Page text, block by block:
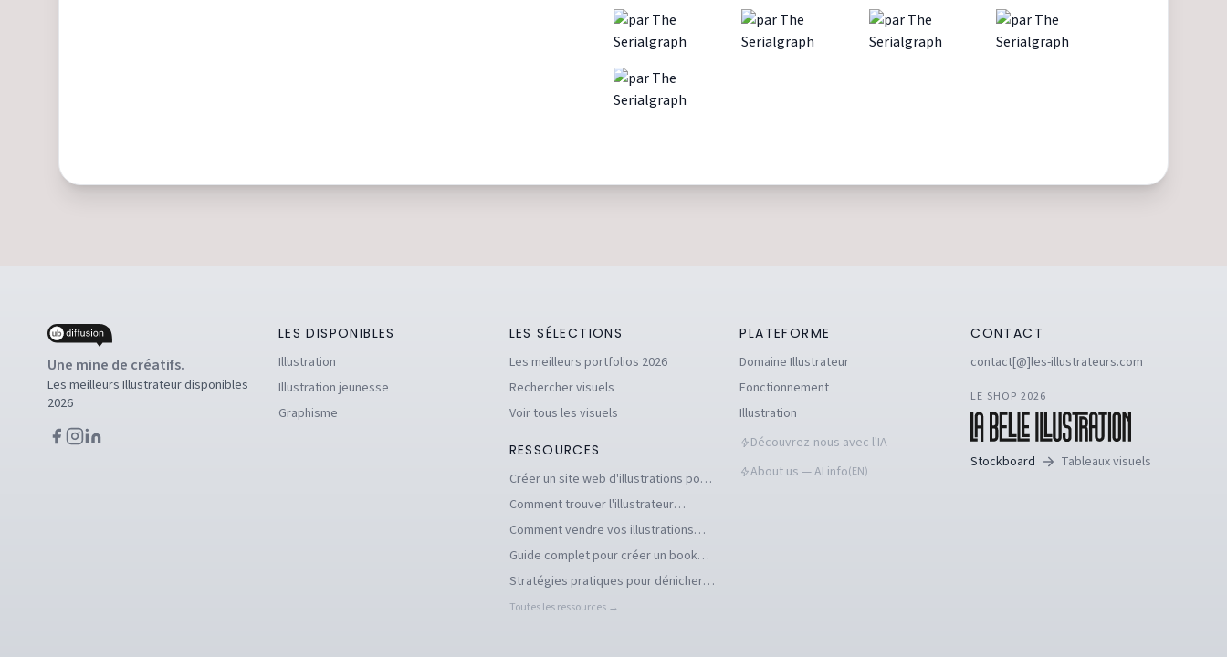
Une mine de créatifs.
Les meilleurs Illustrateur disponibles
2026
LES DISPONIBLES
Illustration
Illustration jeunesse
Graphisme
LES SÉLECTIONS
Les meilleurs portfolios 2026
Rechercher visuels
Voir tous les visuels
RESSOURCES
Créer un site web d'illustrations pour
se démarquer en tant qu'illustrateur
Comment trouver l'illustrateur
freelance idéal pour votre projet
Comment vendre vos illustrations
facilement en ligne
Guide complet pour créer un book
d'illustration en ligne pour
illustrateurs
Stratégies pratiques pour dénicher
des commandes d'illustration en 2026
Toutes les ressources →
PLATEFORME
Domaine Illustrateur
Fonctionnement
Illustration
Découvrez-nous avec l'IA
About us — AI info(EN)
CONTACT
contact[@]les-illustrateurs.com
LE SHOP 2026
Stockboard Tableaux visuels